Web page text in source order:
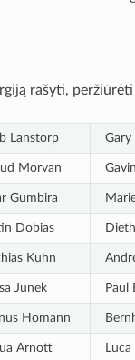
rašyti,
Lanstorp Gary
Morvan
Gumbira
Dobias
Kuhn
Junek Paul
Homann
Arnott